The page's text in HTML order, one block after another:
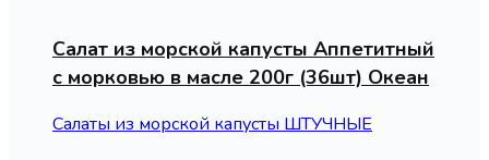
Салат из морской капусты Аппетитный
с морковью в масле 200г (36шт) Океан
Салаты из морской капусты ШТУЧНЫЕ